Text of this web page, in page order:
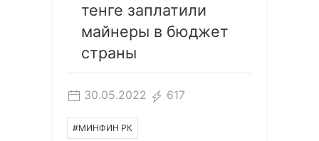
тенге заплатили
майнеры в бюджет
страны
30.05.2022 617
#МИНФИН РК